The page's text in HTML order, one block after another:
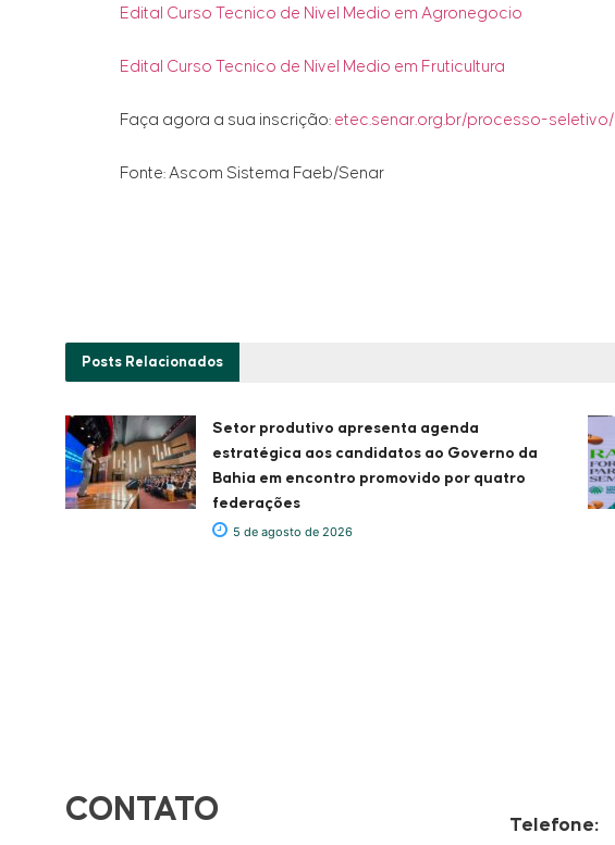
Edital Curso Tecnico de Nivel Medio em Agronegocio
Edital Curso Tecnico de Nivel Medio em Fruticultura
Faça agora a sua inscrição: etec.senar.org.br/processo-seletivo/
Fonte: Ascom Sistema Faeb/Senar
Posts Relacionados
Setor produtivo apresenta agenda
estratégica aos candidatos ao Governo da
Bahia em encontro promovido por quatro
federações
5 de agosto de 2026
CONTATO Telefone: